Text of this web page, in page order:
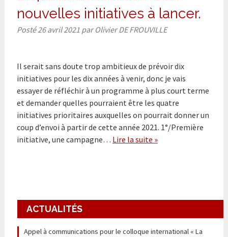
nouvelles initiatives à lancer.
Posté26 avril 2021 par Olivier DE FROUVILLE
Il serait sans doute trop ambitieux de prévoir dix
initiatives pour les dix années à venir, donc je vais
essayer de réfléchir à un programme à plus court terme
et demander quelles pourraient être les quatre
initiatives prioritaires auxquelles on pourrait donner un
coup d’envoi à partir de cette année 2021. 1°/Première
initiative, une campagne… Lire la suite »
ACTUALITÉS
Appel à communications pour le colloque international « La